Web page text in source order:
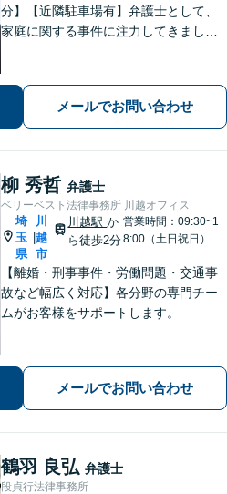
分】【近隣駐車場有】弁護士として、
家庭に関する事件に注力してきまし
イバシー配慮】【当日・夜間（18時ま
で）の相談可】メールでお問い合わせ
柳 秀哲 弁護士
ベリーベスト法律事務所 川越オフィス
埼
玉
県
|
川
越
市
川越駅か
ら徒歩2分
営業時間：09:30~1
8:00（土日祝日）
【離婚・刑事事件・労働問題・交通事
故など幅広く対応】各分野の専門チー
ムがお客様をサポートします。
メールでお問い合わせ
鶴羽 良弘 弁護士
段貞行法律事務所